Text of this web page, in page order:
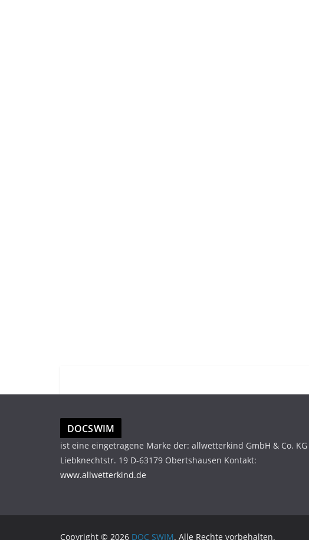
DOCSWIM
ist eine eingetragene Marke der: allwetterkind GmbH & Co. KG
Liebknechtstr. 19 D-63179 Obertshausen Kontakt:
www.allwetterkind.de
Copyright © 2026 DOC SWIM. Alle Rechte vorbehalten.